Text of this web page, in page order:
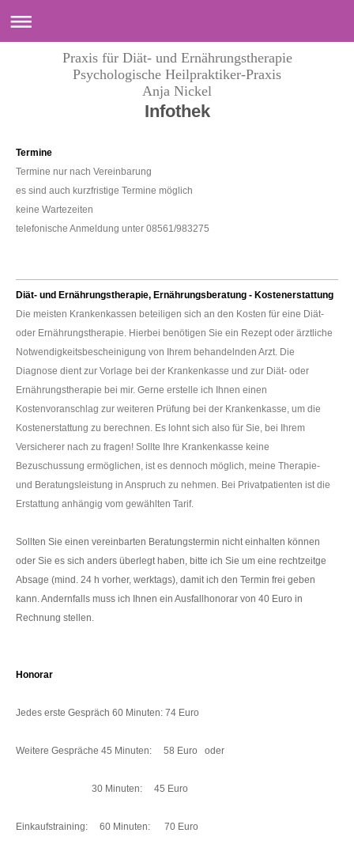
Praxis für Diät- und Ernährungstherapie
Psychologische Heilpraktiker-Praxis
Anja Nickel
Infothek
Termine
Termine nur nach Vereinbarung
es sind auch kurzfristige Termine möglich
keine Wartezeiten
telefonische Anmeldung unter 08561/983275
Diät- und Ernährungstherapie, Ernährungsberatung - Kostenerstattung
Die meisten Krankenkassen beteiligen sich an den Kosten für eine Diät-
oder Ernährungstherapie. Hierbei benötigen Sie ein Rezept oder ärztliche
Notwendigkeitsbescheinigung von Ihrem behandelnden Arzt. Die
Diagnose dient zur Vorlage bei der Krankenkasse und zur Diät- oder
Ernährungstherapie bei mir. Gerne erstelle ich Ihnen einen
Kostenvoranschlag zur weiteren Prüfung bei der Krankenkasse, um die
Kostenerstattung zu berechnen. Es lohnt sich also für Sie, bei Ihrem
Versicherer nach zu fragen! Sollte Ihre Krankenkasse keine
Bezuschussung ermöglichen, ist es dennoch möglich, meine Therapie-
und Beratungsleistung in Anspruch zu nehmen. Bei Privatpatienten ist die
Erstattung anhängig vom gewählten Tarif.
Sollten Sie einen vereinbarten Beratungstermin nicht einhalten können
oder Sie es sich anders überlegt haben, bitte ich Sie um eine rechtzeitge
Absage (mind. 24 h vorher, werktags), damit ich den Termin frei geben
kann. Andernfalls muss ich Ihnen ein Ausfallhonorar von 40 Euro in
Rechnung stellen.
Honorar
Jedes erste Gespräch 60 Minuten: 74 Euro
Weitere Gespräche 45 Minuten: 58 Euro oder
30 Minuten: 45 Euro
Einkaufstraining: 60 Minuten: 70 Euro